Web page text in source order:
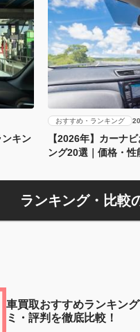
ンキン
おすすめ・ランキング
【2026年】カーナ
ング20選｜価格・性
ランキング・比較
車買取おすすめランキン
ミ・評判を徹底比較！